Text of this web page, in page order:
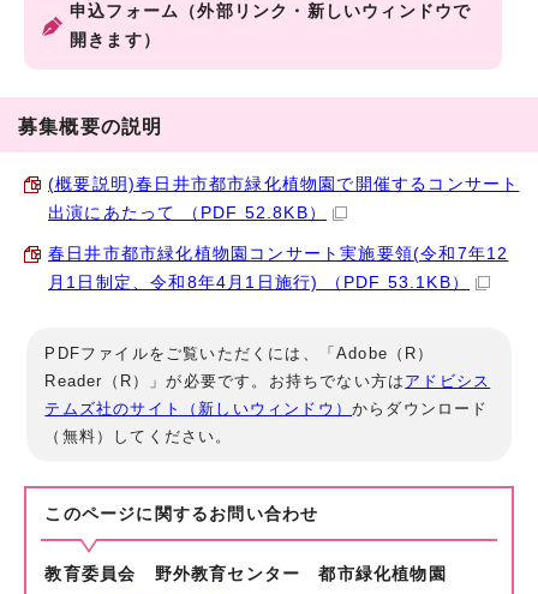
申込フォーム（外部リンク・新しいウィンドウで
開きます）
募集概要の説明
(概要説明)春日井市都市緑化植物園で開催するコンサート
出演にあたって （PDF 52.8KB）
春日井市都市緑化植物園コンサート実施要領(令和7年12
月1日制定、令和8年4月1日施行) （PDF 53.1KB）
PDFファイルをご覧いただくには、「Adobe（R）
Reader（R）」が必要です。お持ちでない方は アドビシス
テムズ社のサイト（新しいウィンドウ）からダウンロード
（無料）してください。
このページに関する お問い合わせ
教育委員会 野外教育センター 都市緑化植物園